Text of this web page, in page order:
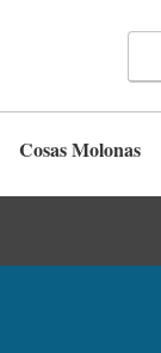
Cosas Molonas